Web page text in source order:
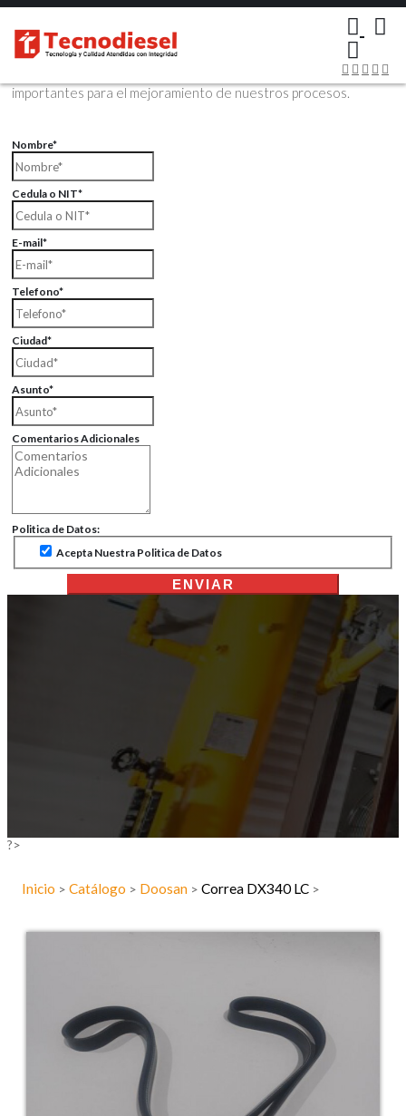
Contáctenos Vía Email
Envíenos sus datos con sus comentarios, sus opiniones son muy
importantes para el mejoramiento de nuestros procesos.
Nombre*
Cedula o NIT*
E-mail*
Telefono*
Ciudad*
Asunto*
Comentarios Adicionales
Politica de Datos:
Acepta Nuestra Politica de Datos
ENVIAR
?>
Inicio > Catálogo > Doosan > Correa DX340 LC >